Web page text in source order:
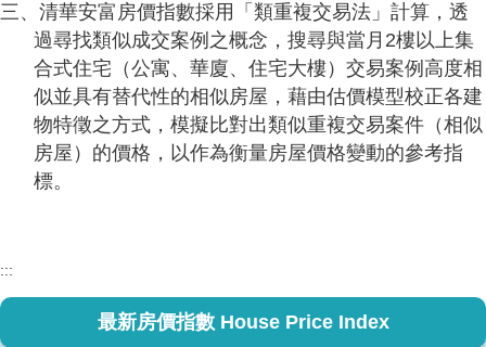
三、清華安富房價指數採用「類重複交易法」計算，透
過尋找類似成交案例之概念，搜尋與當月2樓以上集
合式住宅（公寓、華廈、住宅大樓）交易案例高度相
似並具有替代性的相似房屋，藉由估價模型校正各建
物特徵之方式，模擬比對出類似重複交易案件（相似
房屋）的價格，以作為衡量房屋價格變動的參考指
標。
:::
最新房價指數 House Price Index